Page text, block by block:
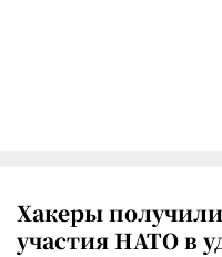
Хакеры
участия НАТО в